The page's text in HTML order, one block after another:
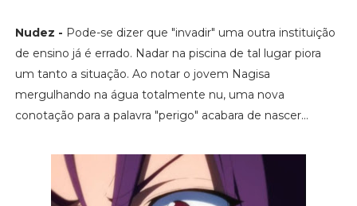
Nudez - Pode-se dizer que "invadir" uma outra instituição
de ensino já é errado. Nadar na piscina de tal lugar piora
um tanto a situação. Ao notar o jovem Nagisa
mergulhando na água totalmente nu, uma nova
conotação para a palavra "perigo" acabara de nascer...